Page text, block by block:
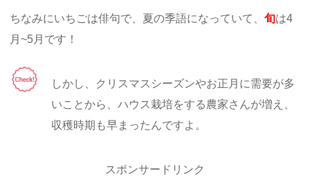
ちなみにいちごは俳句で、夏の季語になっていて、旬は4
月~5月です！
しかし、クリスマスシーズンやお正月に需要が多
いことから、ハウス栽培をする農家さんが増え、
収穫時期も早まったんですよ。
スポンサードリンク